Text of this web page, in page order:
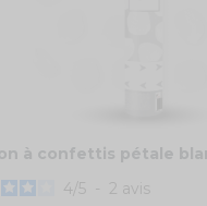
à confettis pétale
4 5 - 2 avis